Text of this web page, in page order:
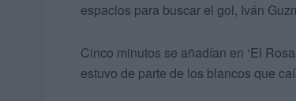
espacios para buscar el gol, Iván
Cinco minutos se añadían en ‘El
estuvo de parte de los blancos que